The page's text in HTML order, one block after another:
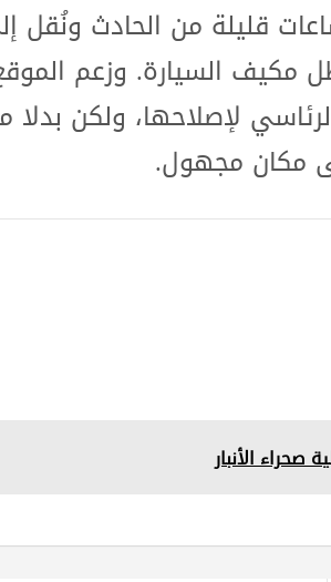
قليلة من الحادث ونُقل
مكيف السيارة. وزعم
لإصلاحها، ولكن بدلا
مكان مجهول.